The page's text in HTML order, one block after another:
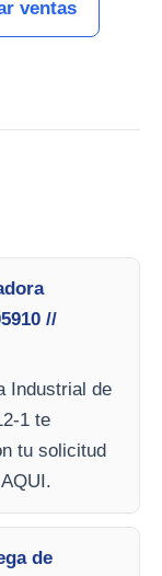
ventas
//
Industrial de
1 te
tu solicitud
de